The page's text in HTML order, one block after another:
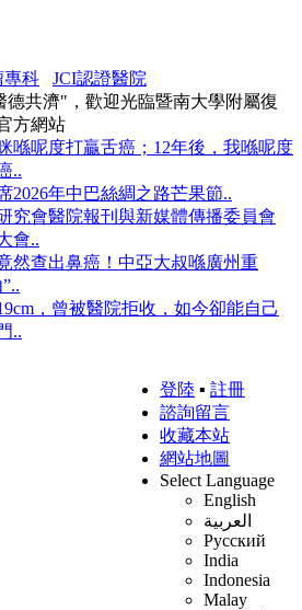
專科
JCI認證醫院
德共濟"，歡迎光臨暨南大學附屬復
方網站
喺呢度打贏舌癌；12年後，我喺呢度
..
2026年中巴絲綢之路芒果節..
究會醫院報刊與新媒體傳播委員會
會..
然查出鼻癌！中亞大叔喺廣州重
，曾被醫院拒收，如今卻能自己
..
登陸 ▪ 註冊
諮詢留言
收藏本站
網站地圖
Select Language
English
العربية
Русский
India
Indonesia
Malay